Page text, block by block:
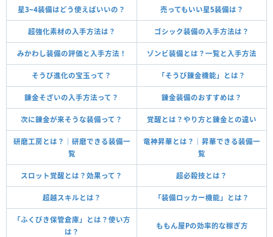
星3~4装備はどう使えばいいの？ 売ってもいい星5装備は？
超強化素材の入手方法は？ ゴシック装備の入手方法は？
みかわし装備の評価と入手方法！ ゾンビ装備とは？一覧と入手方法
そうび進化の宝玉って？ 「そうび錬金機能」とは？
錬金そざいの入手方法って？ 錬金装備のおすすめは？
次に錬金が来そうな装備って？ 覚醒とは？やり方と錬金との違い
研磨工房とは？｜研磨できる装備一
覧
竜神昇華とは？｜昇華できる装備一
覧
スロット覚醒とは？効果って？ 超必殺技とは？
超越スキルとは？ 「装備ロッカー機能」とは？
「ふくびき保管倉庫」とは？使い方
は？
ももん屋Pの効率的な稼ぎ方